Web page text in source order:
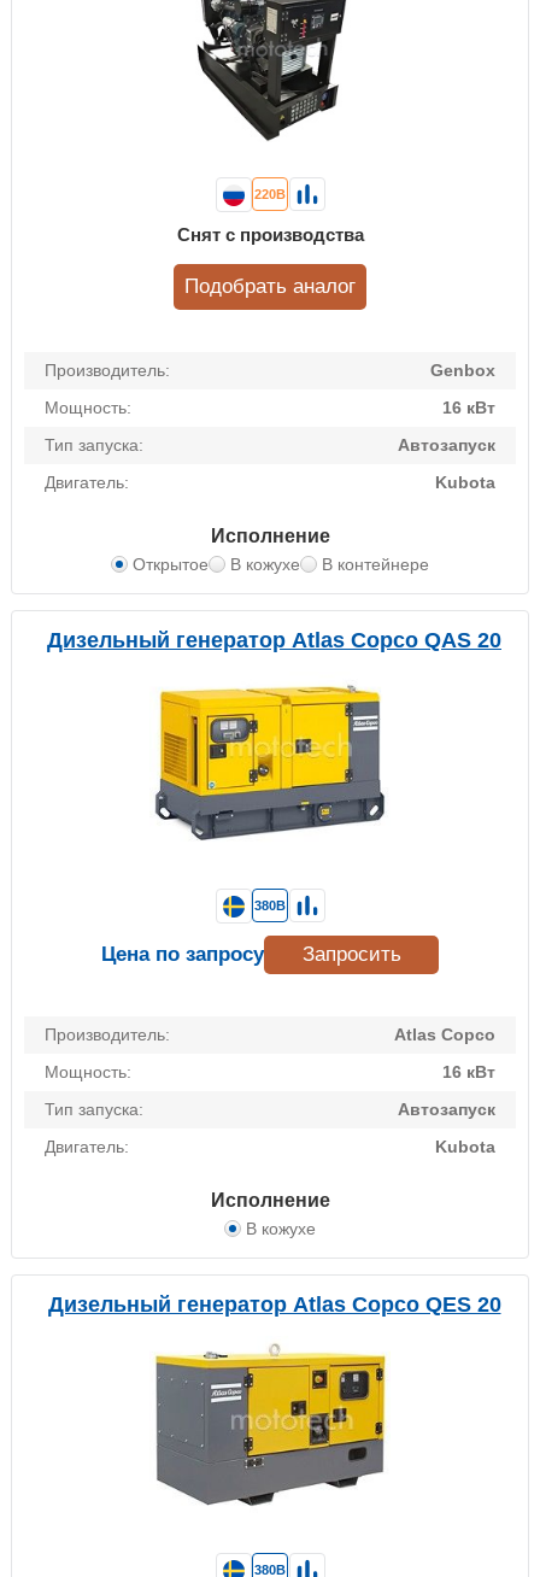
Производитель:
Genbox
Мощность:
16 кВт
Тип запуска:
Автозапуск
Двигатель:
Kubota
Исполнение
Открытое В кожухе В контейнере
220В
Снят с производства
Подобрать аналог
Дизельный генератор Atlas Copco QAS 20
Производитель:
Atlas Copco
Мощность:
16 кВт
Тип запуска:
Автозапуск
Двигатель:
Kubota
Исполнение
В кожухе
380В
Цена по запросу Запросить
Дизельный генератор Atlas Copco QES 20
380В